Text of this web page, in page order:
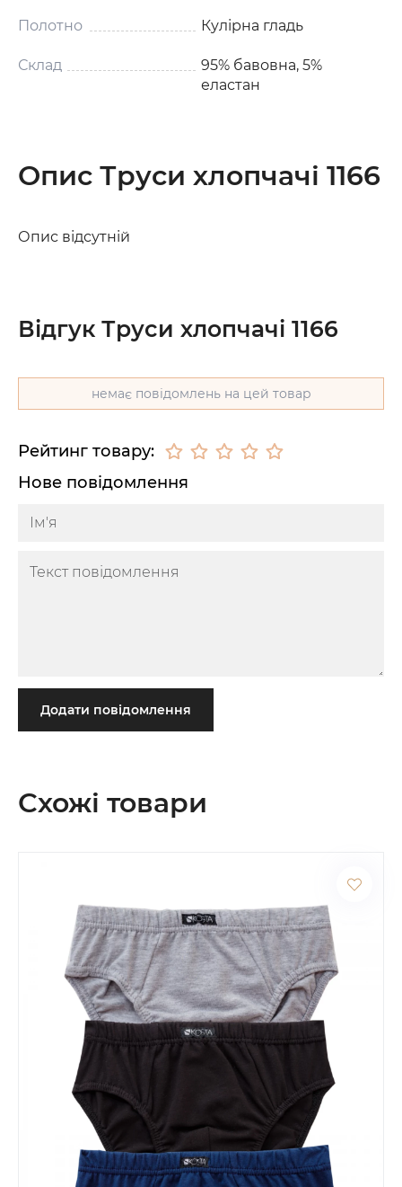
Полотно Кулірна гладь
Склад
95% бавовна, 5%
еластан
Опис Труси хлопчачі 1166
Опис відсутній
Відгук Труси хлопчачі 1166
немає повідомлень на цей товар
Рейтинг товару:
Нове повідомлення
Додати повідомлення
Схожі товари